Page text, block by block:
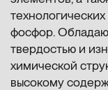
фосфор.
твердостью и
химической
высокому